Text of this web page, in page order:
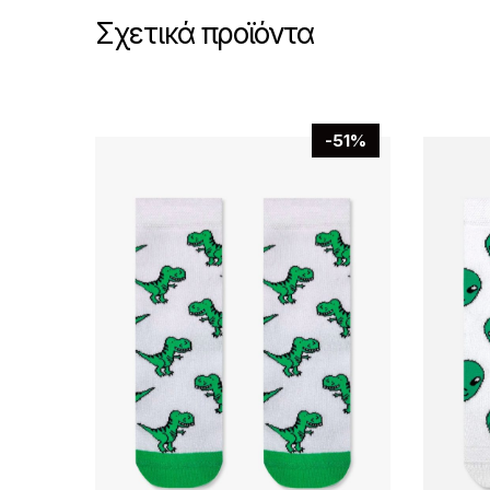
Σχετικά προϊόντα
-51%